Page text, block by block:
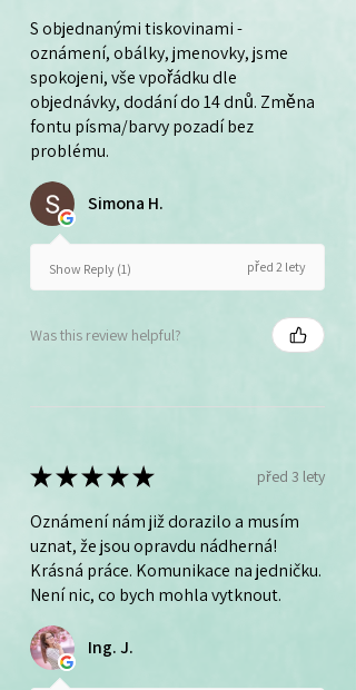
S objednanými tiskovinami -
oznámení, obálky, jmenovky, jsme
spokojeni, vše vpořádku dle
objednávky, dodání do 14 dnů. Změna
fontu písma/barvy pozadí bez
problému.
Simona H.
Show Reply (1) před 2 lety
Was this review helpful?
★★★★★ před 3 lety
Oznámení nám již dorazilo a musím
uznat, že jsou opravdu nádherná!
Krásná práce. Komunikace na jedničku.
Není nic, co bych mohla vytknout.
Ing. J.